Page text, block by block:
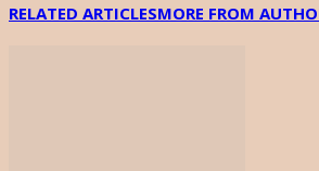
RELATED ARTICLESMORE FROM